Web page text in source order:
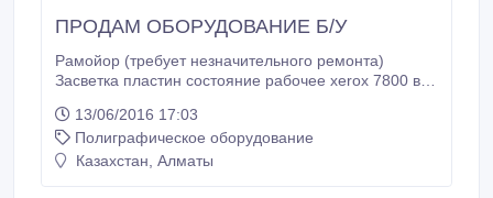
ПРОДАМ ОБОРУДОВАНИЕ Б/У
Рамойор (требует незначительного ремонта)
Засветка пластин состояние рабочее xerox 7800 в
ДОГОВОРНАЯ.
13/06/2016 17:03
Полиграфическое оборудование
Казахстан, Алматы